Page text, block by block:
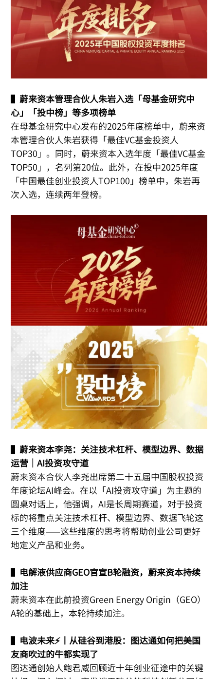
▌ 蔚来资本管理合伙人朱岩入选「母基金研究中
心」「投中榜」等多项榜单
在母基金研究中心发布的2025年度榜单中，蔚来资
本管理合伙人朱岩获得「最佳VC基金投资人
TOP30」。同时，蔚来资本入选年度「最佳VC基金
TOP50」，名列第20位。此外，在投中2025年度
「中国最佳创业投资人TOP100」榜单中，朱岩再
次入选，连续两年登榜。
▌ 蔚来资本李尧：关注技术杠杆、模型边界、数据
运营｜AI投资攻守道
蔚来资本合伙人李尧出席第二十五届中国股权投资
年度论坛AI峰会。在以「AI投资攻守道」为主题的
圆桌对话上，他强调，AI是长周期赛道，对于投资
标的将重点关注技术杠杆、模型边界、数据飞轮这
三个维度——这些维度的思考将帮助创业公司更好
地定义产品和业务。
▌ 电解液供应商GEO官宣B轮融资，蔚来资本持续
加注
蔚来资本在此前投资Green Energy Origin（GEO）
A轮的基础上，本轮持续加注。
▌ 电波未来⚡️丨从硅谷到港股：图达通如何把美国
友商吹过的牛都实现了
图达通创始人鲍君威回顾近十年创业征途中的关键